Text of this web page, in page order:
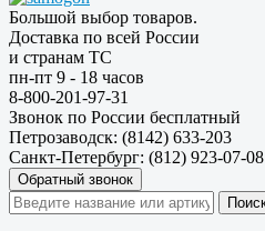
Большой выбор товаров.
Доставка по всей России
и странам ТС
пн-пт 9 - 18 часов
8-800-201-97-31
Звонок по России бесплатный
Петрозаводск: (8142) 633-203
Санкт-Петербург: (812) 923-07-08
Обратный звонок